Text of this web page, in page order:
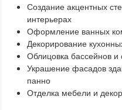
Создание акцентных
интерьерах
Оформление ванных
Декорирование
Облицовка бассейнов и
Украшение фасадов
панно
Отделка мебели и